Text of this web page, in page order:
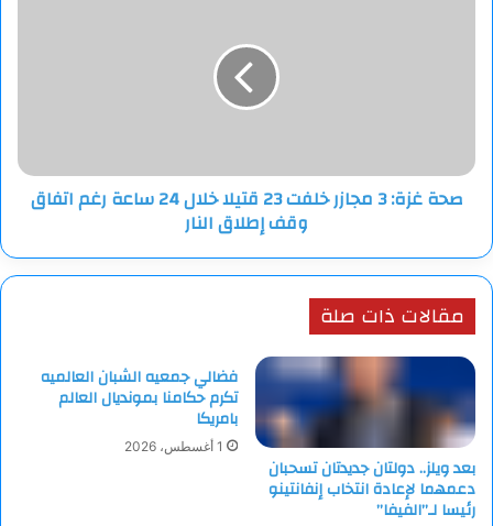
24
ساعة
وقف
النار
صحة غزة: 3 مجازر خلفت 23 قتيلا خلال 24 ساعة رغم اتفاق
وقف إطلاق النار
مقالات ذات صلة
بعد ويلز.. دولتان جديدتان تسحبان
دعمهما لإعادة انتخاب إنفانتينو
رئيسا لـ”الفيفا”
فضالي جمعيه الشبان العالميه
تكرم حكامنا بمونديال العالم
بامريكا
1 أغسطس، 2026